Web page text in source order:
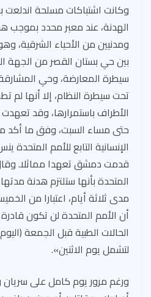
وكانت اشتباكات مسلحة
الهدنة، عند معبر محدد بموجب
ومدنيين من الأحياء الشرقية،
بين حي بستان القصر من الجهة
سيطرة المعارضة، وحي
تحت سيطرة النظام، إلا أنها لم
الأطراف باستمرارها، وقد
حتى مساء السبت، وفق ما أكد
الإنسانية التابع للأمم
قدمت دمشق تعهدا مماثلا.
مدى ثلاثة أيام، اعتبارا من
أن الأمم المتحدة لن تكون
الحالات الطبية قبل الجمعة
لتشمل يوم الاثنين».
ورغم مرور يوم كامل على